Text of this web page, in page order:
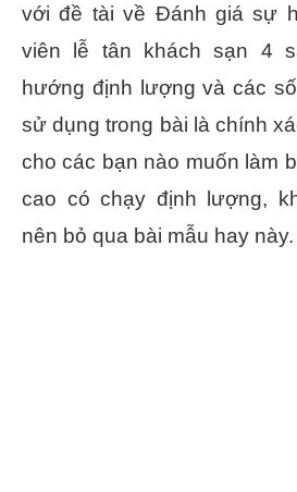
với đề tài về Đánh giá sự
viên lễ tân khách sạn 4
hướng định lượng và các
sử dụng trong bài là chính
cho các bạn nào muốn làm
cao có chạy định lượng,
nên bỏ qua bài mẫu hay này.